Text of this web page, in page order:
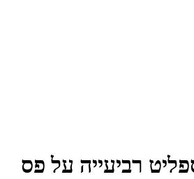
רביעייה על פס